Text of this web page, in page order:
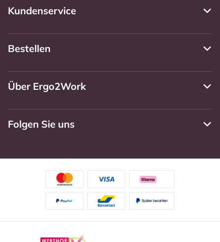
Kundenservice
Bestellen
Über Ergo2Work
Folgen Sie uns